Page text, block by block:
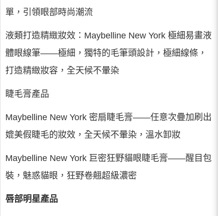
單，引領眼部時尚潮流
液類打造精緻妝效：Maybelline New York 極細易畫液
體眼線筆——極細，獨特的毛筆頭設計，極細線條，
打造精緻妝容，全天候不暈染
睫毛膏產品
Maybelline New York 密扇睫毛膏——任意次疊加刷出
媲美假睫毛的妝效，全天候不暈染，溫水卸妝
Maybelline New York 巨密狂野貓眼睫毛膏——醒目包
裝，魅惑貓眼，狂野卷翹超級濃密
唇部明星產品